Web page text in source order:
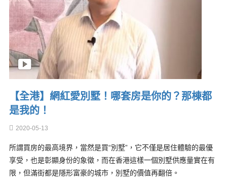
【全港】網紅愛別墅！哪套房是你的？那棟都
是我的！
2020-05-13
所謂買房的最高境界，當然是買“別墅”，它不僅是居住體驗的最優
享受，也是彰顯身份的象徵，而在香港這樣一個別墅供應量實在有
限，但滿街都是隱形富豪的城市，別墅的價值再翻倍。